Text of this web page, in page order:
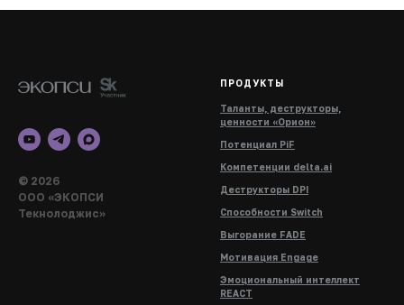
© 2026
ООО «ЭКОПСИ
Текнолоджис»
ПРОДУКТЫ
Таланты, деструкторы,
ценности «Орион»
Потенциал PiF
Компетенции delta.ai
Деструкторы DPI
Способности Switch
Выгорание FADE
Мотивация Engage
Эмоциональный интеллект
REACT